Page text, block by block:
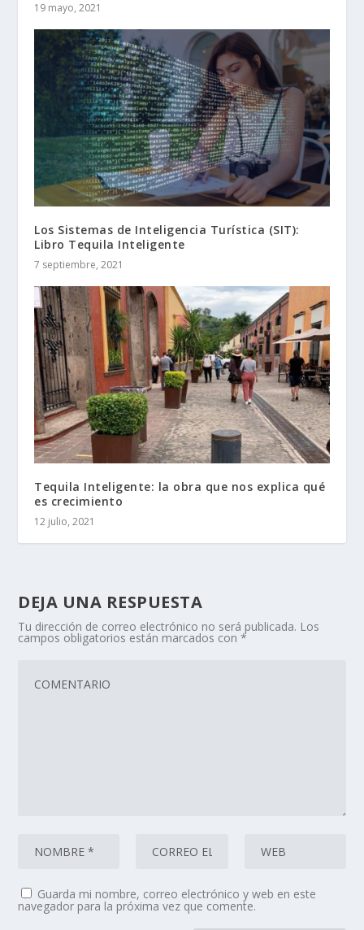
19 mayo, 2021
Los Sistemas de Inteligencia Turística (SIT):
Libro Tequila Inteligente
7 septiembre, 2021
Tequila Inteligente: la obra que nos explica qué
es crecimiento
12 julio, 2021
DEJA UNA RESPUESTA
Tu dirección de correo electrónico no será publicada. Los
campos obligatorios están marcados con*
Guarda mi nombre, correo electrónico y web en este
navegador para la próxima vez que comente.